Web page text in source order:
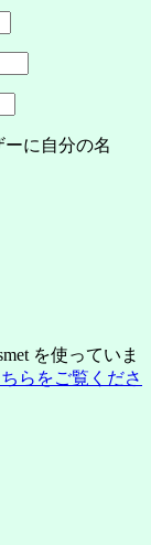
に自分の名
を使っていま
らをご覧くださ